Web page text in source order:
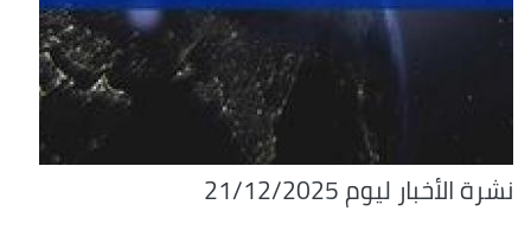
نشرة الأخبار ليوم 21/12/2025